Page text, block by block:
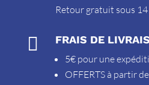
Retour gratuit sous
 FRAIS DE
5€ pour une
OFFERTS à partir